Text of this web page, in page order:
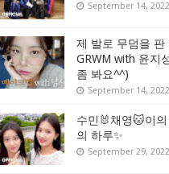
September 14, 2022
제 발로 무덤을 판
GRWM with 윤지
좀 봐요^^)
September 14, 2022
수민🐰채영🐱이
의 하루✨
September 29, 2022